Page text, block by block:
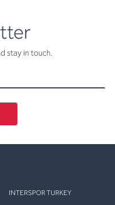
stay in touch.
INTERSPOR TURKEY